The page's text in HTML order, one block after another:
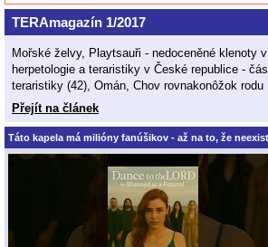
TERAmagazín 1/2017
Mořské želvy, Playtsauři - nedoceněné klenoty
herpetologie a teraristiky v České republice -
teraristiky (42), Omán, Chov rovnakonôžok rodu
Přejít na článek
Táto kapela má milióny fanúšikov - až na to, že